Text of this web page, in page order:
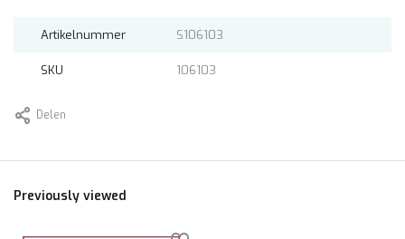
Artikelnummer S106103
SKU 106103
Delen
Previously viewed